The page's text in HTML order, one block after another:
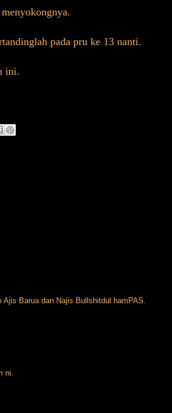
pada pru ke 13 nanti.
ini.
Barua dan Najis Bullshitdul hamPAS.
ni.